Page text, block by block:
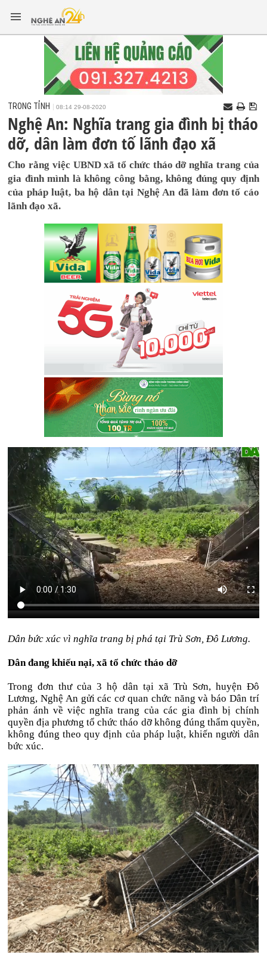
TRONG TỈNH 08:14 29-08-2020
Nghệ An: Nghĩa trang gia đình bị tháo
dỡ, dân làm đơn tố lãnh đạo xã
Cho rằng việc UBND xã tổ chức tháo dỡ nghĩa trang của
gia đình mình là không công bằng, không đúng quy định
của pháp luật, ba hộ dân tại Nghệ An đã làm đơn tố cáo
lãnh đạo xã.
Dân bức xúc vì nghĩa trang bị phá tại Trù Sơn, Đô Lương.
Dân đang khiếu nại, xã tổ chức tháo dỡ
Trong đơn thư của 3 hộ dân tại xã Trù Sơn, huyện Đô
Lương, Nghệ An gửi các cơ quan chức năng và báo Dân trí
phản ánh về việc nghĩa trang của các gia đình bị chính
quyền địa phương tổ chức tháo dỡ không đúng thẩm quyền,
không đúng theo quy định của pháp luật, khiến người dân
bức xúc.